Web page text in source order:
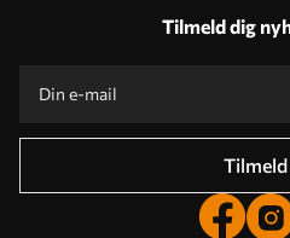
Tilmeld dig